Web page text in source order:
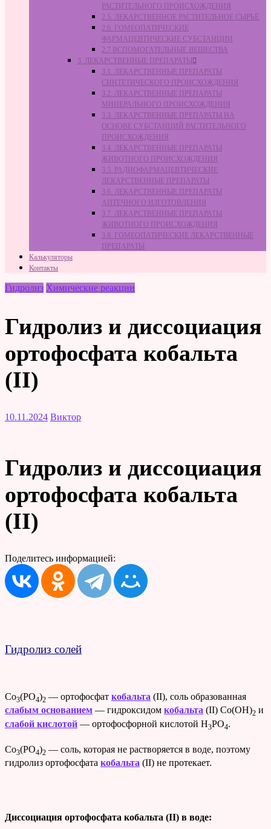
РАСТИТЕЛЬНОГО ПРОИСХОЖДЕНИЯ
2.5. ЛЕКАРСТВЕННОЕ РАСТИТЕЛЬНОЕ СЫРЬЁ
2.6. ГОМЕОПАТИЧЕСКИЕ
ФАРМАЦЕВТИЧЕСКИЕ СУБСТАНЦИИ
2.7 ВСПОМОГАТЕЛЬНЫЕ ВЕЩЕСТВА
3. ЛЕКАРСТВЕННЫЕ ПРЕПАРАТЫ
3.1. ЛЕКАРСТВЕННЫЕ ПРЕПАРАТЫ
СИНТЕТИЧЕСКОГО ПРОИСХОЖДЕНИЯ
3.2. ЛЕКАРСТВЕННЫЕ ПРЕПАРАТЫ
МИНЕРАЛЬНОГО ПРОИСХОЖДЕНИЯ
3.3. ЛЕКАРСТВЕННЫЕ ПРЕПАРАТЫ НА
ОСНОВЕ СУБСТАНЦИЙ РАСТИТЕЛЬНОГО
ПРОИСХОЖДЕНИЯ
3.4. ЛЕКАРСТВЕННЫЕ ПРЕПАРАТЫ
ЖИВОТНОГО ПРОИСХОЖДЕНИЯ
3.5. РАДИОФАРМАЦЕВТИЧЕСКИЕ
ЛЕКАРСТВЕННЫЕ ПРЕПАРАТЫ
3.6. ЛЕКАРСТВЕННЫЕ ПРЕПАРАТЫ
АПТЕЧНОГО ИЗГОТОВЛЕНИЯ
3.7. ЛЕКАРСТВЕННЫЕ ПРЕПАРАТЫ
ЖИВОТНОГО ПРОИСХОЖДЕНИЯ
3.8. ГОМЕОПАТИЧЕСКИЕ ЛЕКАРСТВЕННЫЕ
ПРЕПАРАТЫ
Калькуляторы
Контакты
Гидролиз Химические реакции
Гидролиз и диссоциация
ортофосфата кобальта
(II)
10.11.2024 Виктор
Гидролиз и диссоциация
ортофосфата кобальта
(II)
Поделитесь информацией:
Гидролиз солей
Co3(PO4)2 — ортофосфат кобальта (II), соль образованная
слабым основанием — гидроксидом кобальта (II) Co(OH)2 и
слабой кислотой — ортофосфорной кислотой H3PO4.
Co3(PO4)2 — соль, которая не растворяется в воде, поэтому
гидролиз ортофосфата кобальта (II) не протекает.
Диссоциация ортофосфата кобальта (II) в воде: